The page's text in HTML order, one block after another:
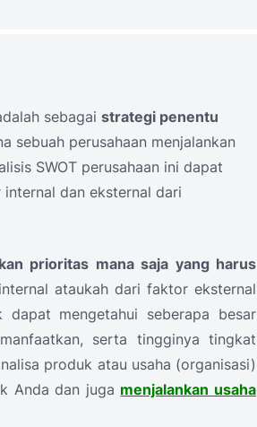
sebagai strategi penentu
sebuah perusahaan menjalankan
SWOT perusahaan ini dapat
dan eksternal dari
prioritas mana saja yang harus
ataukah dari faktor eksternal
dapat mengetahui seberapa besar
serta tingginya tingkat
produk atau usaha (organisasi)
Anda dan juga menjalankan usaha